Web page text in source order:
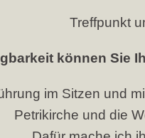
Treffpunkt
können Sie
im Sitzen und
Petrikirche und die